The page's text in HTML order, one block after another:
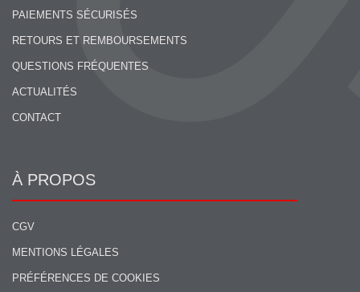
PAIEMENTS SÉCURISÉS
RETOURS ET REMBOURSEMENTS
QUESTIONS FRÉQUENTES
ACTUALITÉS
CONTACT
À PROPOS
CGV
MENTIONS LÉGALES
PRÉFÉRENCES DE COOKIES